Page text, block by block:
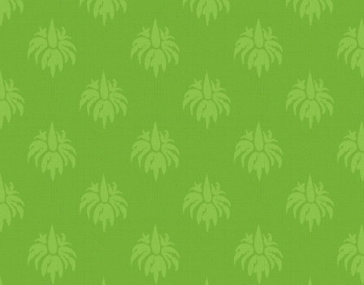
akkor ebben az
enzimgátlók miatt. Ha
ennek már nincs
készíthetünk máktejet, de
mákos tészta nyers
tésztának, vagy aszalt